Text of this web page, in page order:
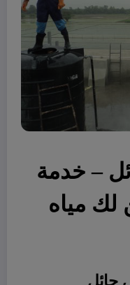
– خدمة
لك مياه
حائل